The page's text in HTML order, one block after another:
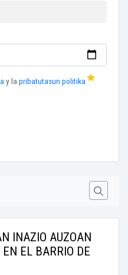
y la pribatutasun politika
INAZIO AUZOAN
EL BARRIO DE